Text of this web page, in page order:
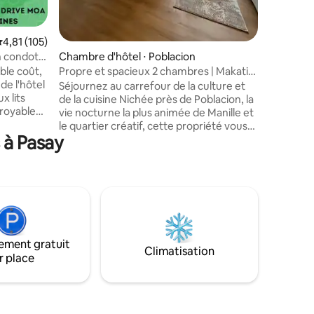
moyenne sur la base de 105 commentaires : 4,81 sur 5
4,81 (105)
condotel
coût,
l'hôtel
lits
un
facile
MOA,
de
Solaire,
Chambre d'hôtel ⋅ Poblacion
Propre et spacieux 2 chambres | Makati
CBD
Séjournez au carrefour de la culture et
de la cuisine Nichée près de Poblacion, la
vie nocturne la plus animée de Manille et
le quartier créatif, cette propriété vous
place en plein cœur de l'énergie de la
ville. Le jour, explorez les espaces
gastronomie auront l'embarras du choix
avec des restaurants reconnus par
Michelin à quelques minutes seulement,
offrant une expérience culinaire de
Pasay
gratuit
place
Climatisation